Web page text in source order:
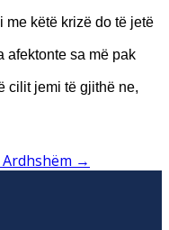
me këtë krizë do të jetë
afektonte sa më pak
cilit jemi të gjithë ne,
→